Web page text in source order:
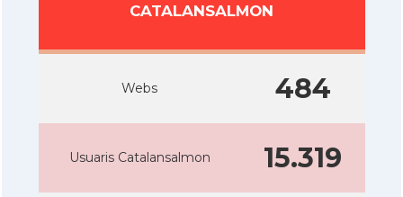
CATALANSALMON
Webs 484
Usuaris Catalansalmon 15.319